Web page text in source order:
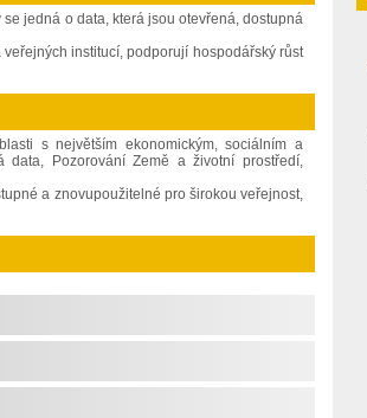
jedná o data, která jsou otevřená, dostupná
institucí, podporují hospodářský růst
s největším ekonomickým, sociálním a
data, Pozorování Země a životní prostředí,
a znovupoužitelné pro širokou veřejnost,